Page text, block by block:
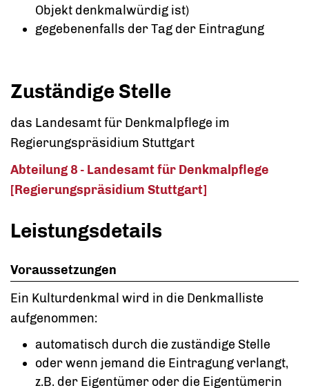
Objekt denkmalwürdig ist)
gegebenenfalls der Tag der Eintragung
Zuständige Stelle
das Landesamt für Denkmalpflege im
Regierungspräsidium Stuttgart
Abteilung 8 - Landesamt für Denkmalpflege
[Regierungspräsidium Stuttgart]
Leistungsdetails
Voraussetzungen
Ein Kulturdenkmal wird in die Denkmalliste
aufgenommen:
automatisch durch die zuständige Stelle
oder wenn jemand die Eintragung verlangt,
z.B. der Eigentümer oder die Eigentümerin